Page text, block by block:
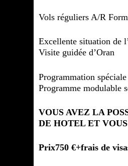
Vols réguliers A/R
Excellente situation de
Visite guidée d’Oran
Programmation
Programme modulable
VOUS AVEZ LA
DE HOTEL ET
Prix750 €+frais de